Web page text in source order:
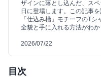
ザインに落とし込んだ、ス
日に登場します。この記事
「仕込み槽」モチーフのT
全貌と手に入れる方法がわか
2026/07/22
目次